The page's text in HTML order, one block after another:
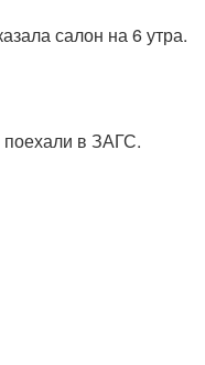
салон на 6 утра.
в ЗАГС.